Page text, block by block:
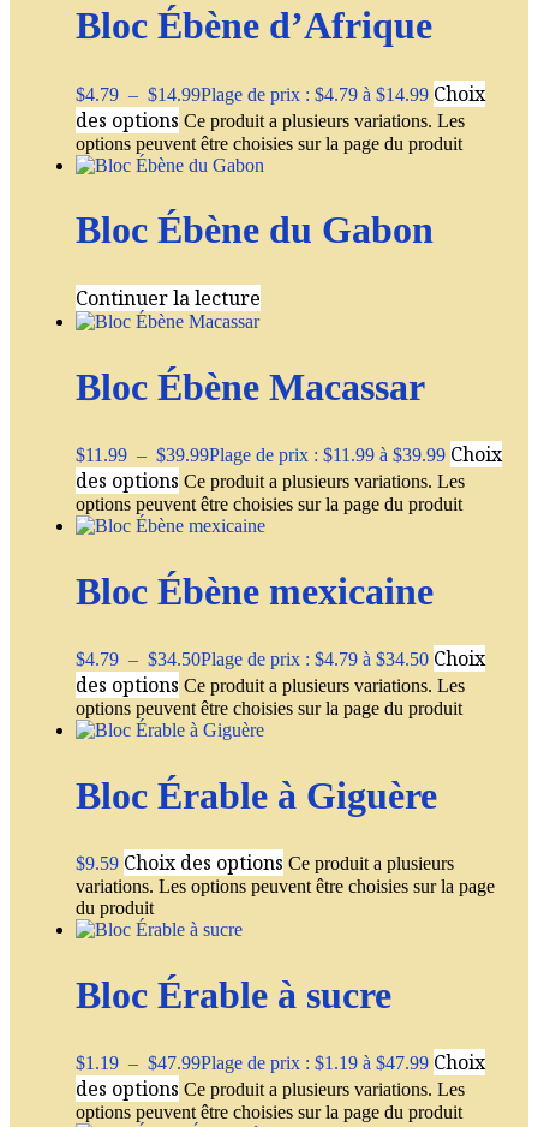
Bloc Ébène d’Afrique
$4.79 – $14.99Plage de prix : $4.79 à $14.99 Choix
des options Ce produit a plusieurs variations. Les
options peuvent être choisies sur la page du produit
Bloc Ébène du Gabon
Continuer la lecture
Bloc Ébène Macassar
$11.99 – $39.99Plage de prix : $11.99 à $39.99 Choix
des options Ce produit a plusieurs variations. Les
options peuvent être choisies sur la page du produit
Bloc Ébène mexicaine
$4.79 – $34.50Plage de prix : $4.79 à $34.50 Choix
des options Ce produit a plusieurs variations. Les
options peuvent être choisies sur la page du produit
Bloc Érable à Giguère
$9.59 Choix des options Ce produit a plusieurs
variations. Les options peuvent être choisies sur la page
du produit
Bloc Érable à sucre
$1.19 – $47.99Plage de prix : $1.19 à $47.99 Choix
des options Ce produit a plusieurs variations. Les
options peuvent être choisies sur la page du produit